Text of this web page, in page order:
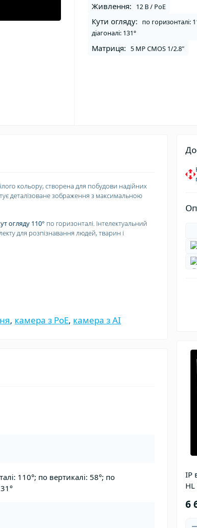
Живлення: 12 В / PoE
Кути огляду:
по горизонталі:
діагоналі: 131°
Матриця: 5 MP CMOS 1/2.8"
IP
6
кольору, створена для побудови надійних
деталізоване зображення з максимальною
огляду 110° по горизонталі. Інтелектуальний
для розпізнавання людей, тварин і
, камера з PoE, камера з AI
110°; по вертикалі: 58°; по